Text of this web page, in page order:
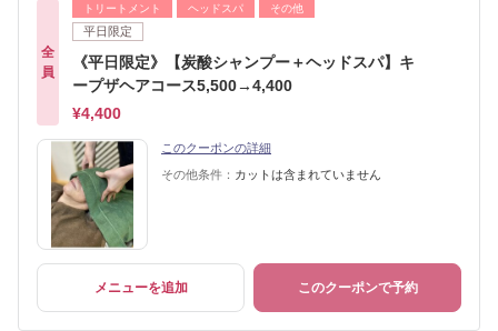
全
員
トリートメント ヘッドスパ その他
平日限定
《平日限定》【炭酸シャンプー＋ヘッドスパ】キ
ープザヘアコース5,500→4,400
¥4,400
このクーポンの詳細
その他条件： カットは含まれていません
メニューを追加 このクーポンで予約